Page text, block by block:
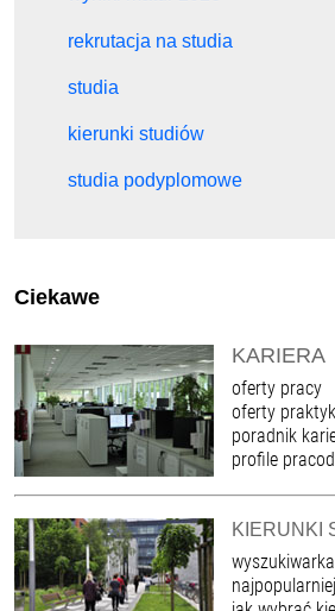
rekrutacja na studia
studia
kierunki studiów
studia podyplomowe
Ciekawe
KARIERA
oferty pracy
oferty
poradnik
profile
KIERUNKI